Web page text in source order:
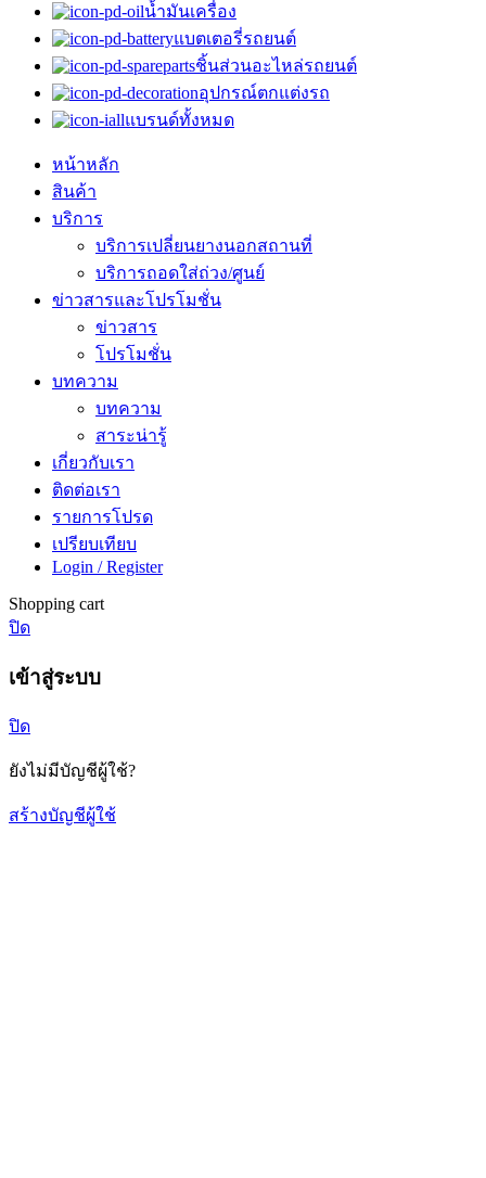
น้ำมันเครื่อง
แบตเตอรี่รถยนต์
ชิ้นส่วนอะไหล่รถยนต์
อุปกรณ์ตกแต่งรถ
แบรนด์ทั้งหมด
หน้าหลัก
สินค้า
บริการ
บริการเปลี่ยนยางนอกสถานที่
บริการถอดใส่ถ่วง/ศูนย์
ข่าวสารและโปรโมชั่น
ข่าวสาร
โปรโมชั่น
บทความ
บทความ
สาระน่ารู้
เกี่ยวกับเรา
ติดต่อเรา
รายการโปรด
เปรียบเทียบ
Login / Register
Shopping cart
ปิด
เข้าสู่ระบบ
ปิด
ยังไม่มีบัญชีผู้ใช้?
สร้างบัญชีผู้ใช้